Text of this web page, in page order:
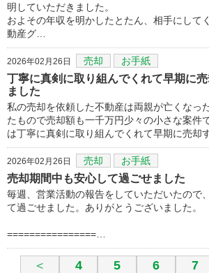
明していただきました。
およその年収を明かしたとたん、相手にして
動産グ…
2026年02月26日 売却 お手紙
丁寧に真剣に取り組んでくれて早期に
ました
私の売却を依頼した不動産は両親が亡くなっ
たもので売却額も一千万円少々の小さな案件
は丁寧に真剣に取り組んでくれて早期に売却
2026年02月26日 売却 お手紙
売却期間中も安心して過ごせました
毎週、営業活動の報告をしていただいたので
て過ごせました。ありがとうございました。
================…
＜ 4 5 6 7